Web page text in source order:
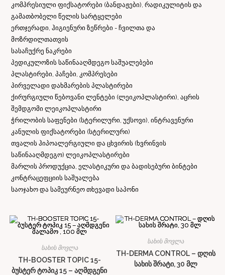
კომპრესიული ფიქსატორები (ბანდაჟები), რადიკულიტის და
გამათბობელი წელის სარტყელები
ერთჯერადი, ჰიგიენური ზეწრები - ჩვილთა და
მოზრდილთათვის
სასაჩუქრე ნაკრები
პედიკულოზის საწინააღმდეგო საშუალებები
პლასტირები, პაჩები, კომპრესები
პირველადი დახმარების პლასტირები
ქირურგიული წებოვანი ლენტები (ლეიკოპლასტირი), აცრის
შემდგომი ლეიკოპლასტირი
ჭრილობის საფენები (სტერილური, უქსოვი), ინტრავენური
კანულის ფიქსატორები (სტერილური)
თვალის ჰიპოალერგიული და ცხვირის (ხვრინვის
საწინააღმდეგო) ლეიკოპლასტირები
მარლის პროდუქცია, ელასტიკური და ბადისებური ბინტები
კონტრაცეფციის საშუალება
საოჯახო და სამეურნეო თხევადი საპონი
სახის მოვლა
TH-BOOSTER TOPIC 15-
ბუსტერ ტოპიკ 15 – აღმდგენი
სახის მოვლა
TH-DERMA CONTROL – დღის
სახის შრატი, 30 მლ